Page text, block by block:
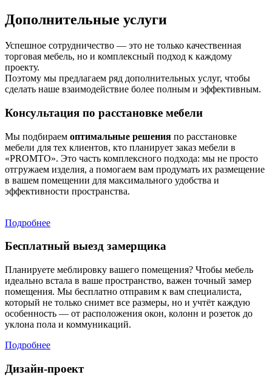
Дополнительные услуги
Успешное сотрудничество — это не только качественная
торговая мебель, но и комплексный подход к каждому
проекту.
Поэтому мы предлагаем ряд дополнительных услуг, чтобы
сделать наше взаимодействие более полным и эффективным.
Консультация по расстановке мебели
Мы подбираем оптимальные решения по расстановке
мебели для тех клиентов, кто планирует заказ мебели в
«PROMTO». Это часть комплексного подхода: мы не просто
отгружаем изделия, а помогаем вам продумать их размещение
в вашем помещении для максимального удобства и
эффективности пространства.
Подробнее
Бесплатный выезд замерщика
Планируете меблировку вашего помещения? Чтобы мебель
идеально встала в ваше пространство, важен точный замер
помещения. Мы бесплатно отправим к вам специалиста,
который не только снимет все размеры, но и учтёт каждую
особенность — от расположения окон, колонн и розеток до
уклона пола и коммуникаций.
Подробнее
Дизайн-проект